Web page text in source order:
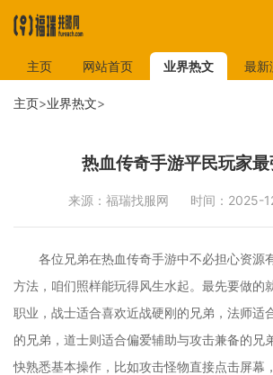
主页 网站首页 业界热文 最新
主页>业界热文>
热血传奇手游平民玩家
来源：福瑞找服网 时间：2025-
各位兄弟在热血传奇手游中不必担心资源
方法，咱们照样能玩得风生水起。最先要做的
职业，战士适合喜欢近战硬刚的兄弟，法师适
的兄弟，道士则适合偏爱辅助与攻击兼备的兄
快熟悉基本操作，比如攻击怪物直接点击屏幕